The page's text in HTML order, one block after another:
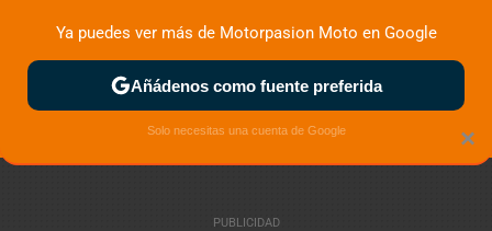
ZONA DE PRUEBAS DEPORTIVAS MOTOS ELÉCTRICAS
×
Ya puedes ver más de Motorpasion Moto en Google
Añádenos como fuente preferida
Solo necesitas una cuenta de Google